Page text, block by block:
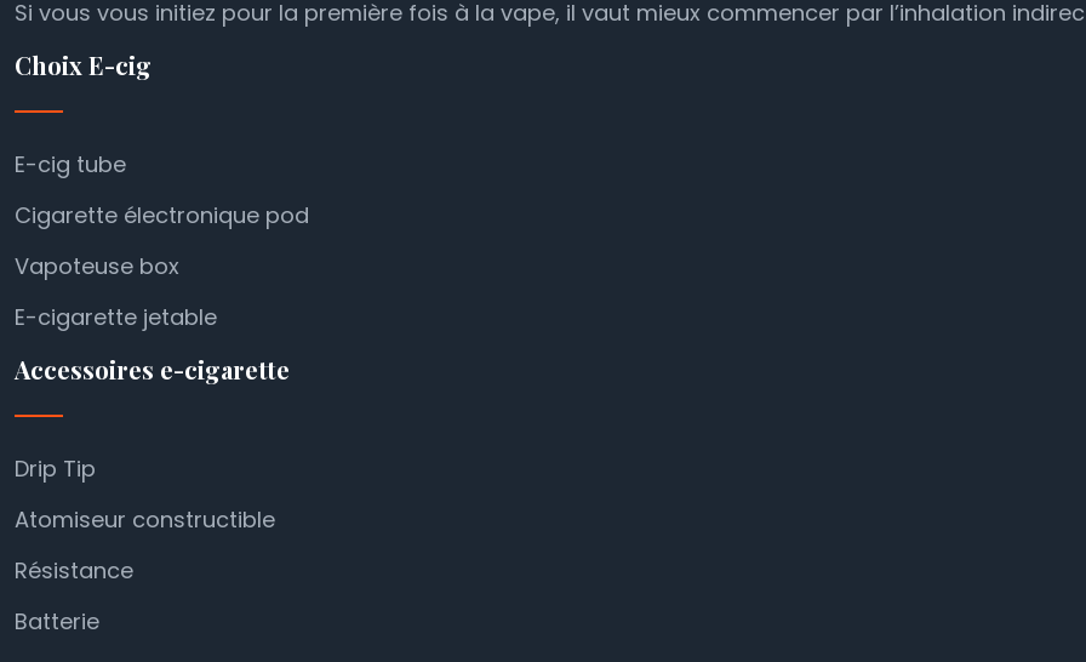
Si vous vous initiez pour la première fois à la vape, il vaut mieux commencer par l’inhalation
Choix E-cig
E-cig tube
Cigarette électronique pod
Vapoteuse box
E-cigarette jetable
Accessoires e-cigarette
Drip Tip
Atomiseur constructible
Résistance
Batterie